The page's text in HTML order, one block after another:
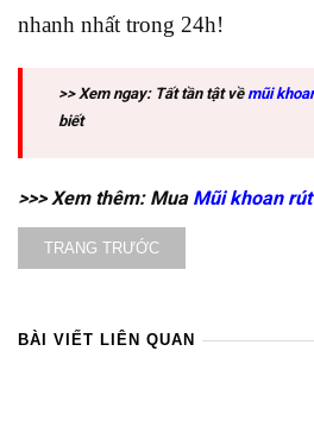
nhanh nhất trong 24h!
>> Xem ngay: Tất tần tật vềmũi
biết
>>> Xem thêm: Mua Mũi khoan
TRANG TRƯỚC
BÀI VIẾT LIÊN QUAN